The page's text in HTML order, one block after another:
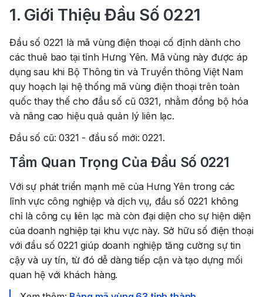
1. Giới Thiệu Đầu Số 0221
Đầu số 0221 là mã vùng điện thoại cố định dành cho
các thuê bao tại tỉnh Hưng Yên. Mã vùng này được áp
dụng sau khi Bộ Thông tin và Truyền thông Việt Nam
quy hoạch lại hệ thống mã vùng điện thoại trên toàn
quốc thay thế cho đầu số cũ 0321, nhằm đồng bộ hóa
và nâng cao hiệu quả quản lý liên lạc.
Đầu số cũ: 0321 - đầu số mới: 0221.
Tầm Quan Trọng Của Đầu Số 0221
Với sự phát triển mạnh mẽ của Hưng Yên trong các
lĩnh vực công nghiệp và dịch vụ, đầu số 0221 không
chỉ là công cụ liên lạc mà còn đại diện cho sự hiện diện
của doanh nghiệp tại khu vực này. Sở hữu số điện thoại
với đầu số 0221 giúp doanh nghiệp tăng cường sự tin
cậy và uy tín, từ đó dễ dàng tiếp cận và tạo dựng mối
quan hệ với khách hàng.